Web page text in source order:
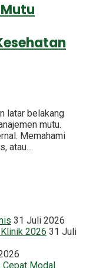
latar belakang
mutu.
Memahami
atau...
31 Juli 2026
2026 31 Juli
Cepat Modal